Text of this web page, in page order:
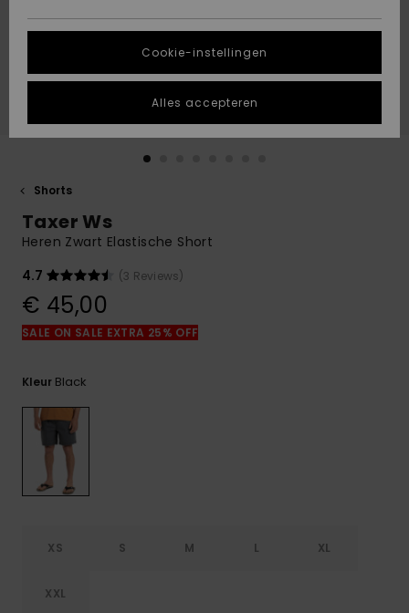
Highlights
Highlights
gesprek om het
snelste
vraag te
krijgen.
de meest
vragen en ons
contactformulier.
bekijken
DUURZAAMHEID
STORE LOCATOR
VERLANGLIJST
Shorts
Taxer Ws
Heren Zwart Elastische Short
4.7
(3 Reviews)
€ 45,00
SALE ON SALE EXTRA 25% OFF
Kleur Black
XS S M L XL
XXL
Cookie-instellingen
Alles accepteren